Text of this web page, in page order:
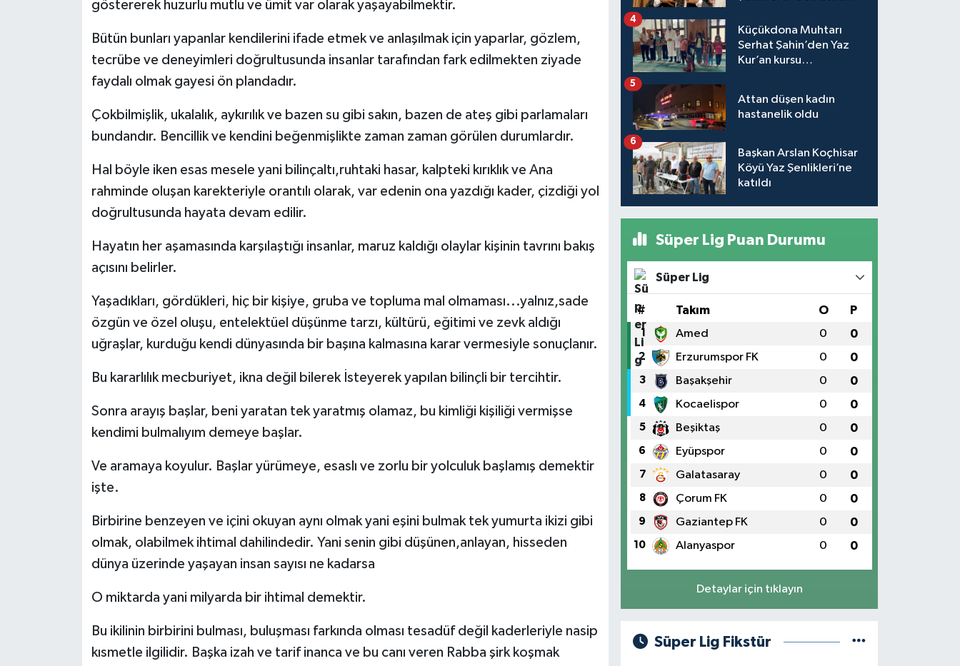
göstererek huzurlu mutlu ve ümit var olarak yaşayabilmektir.
Bütün bunları yapanlar kendilerini ifade etmek ve anlaşılmak için yaparlar, gözlem,
tecrübe ve deneyimleri doğrultusunda insanlar tarafından fark edilmekten ziyade
faydalı olmak gayesi ön plandadır.
Çokbilmişlik, ukalalık, aykırılık ve bazen su gibi sakın, bazen de ateş gibi parlamaları
bundandır. Bencillik ve kendini beğenmişlikte zaman zaman görülen durumlardır.
Hal böyle iken esas mesele yani bilinçaltı,ruhtaki hasar, kalpteki kırıklık ve Ana
rahminde oluşan karekteriyle orantılı olarak, var edenin ona yazdığı kader, çizdiği yol
doğrultusunda hayata devam edilir.
Hayatın her aşamasında karşılaştığı insanlar, maruz kaldığı olaylar kişinin tavrını bakış
açısını belirler.
Yaşadıkları, gördükleri, hiç bir kişiye, gruba ve topluma mal olmaması...yalnız,sade
özgün ve özel oluşu, entelektüel düşünme tarzı, kültürü, eğitimi ve zevk aldığı
uğraşlar, kurduğu kendi dünyasında bir başına kalmasına karar vermesiyle sonuçlanır.
Bu kararlılık mecburiyet, ikna değil bilerek İsteyerek yapılan bilinçli bir tercihtir.
Sonra arayış başlar, beni yaratan tek yaratmış olamaz, bu kimliği kişiliği vermişse
kendimi bulmalıyım demeye başlar.
Ve aramaya koyulur. Başlar yürümeye, esaslı ve zorlu bir yolculuk başlamış demektir
işte.
Birbirine benzeyen ve içini okuyan aynı olmak yani eşini bulmak tek yumurta ikizi gibi
olmak, olabilmek ihtimal dahilindedir. Yani senin gibi düşünen,anlayan, hisseden
dünya üzerinde yaşayan insan sayısı ne kadarsa
O miktarda yani milyarda bir ihtimal demektir.
Bu ikilinin birbirini bulması, buluşması farkında olması tesadüf değil kaderleriyle nasip
kısmetle ilgilidir. Başka izah ve tarif inanca ve bu canı veren Rabba şirk koşmak
Küçükdona Muhtarı
Serhat Şahin’den Yaz
Kur’an kursu
4
Attan düşen kadın
hastanelik oldu
5
Başkan Arslan Koçhisar
Köyü Yaz Şenlikleri’ne
katıldı
6
Süper Lig Puan Durumu
Süper Lig
# Takım O P
1 Amed 0 0
2 Erzurumspor FK 0 0
3 Başakşehir 0 0
4 Kocaelispor 0 0
5 Beşiktaş 0 0
6 Eyüpspor 0 0
7 Galatasaray 0 0
8 Çorum FK 0 0
9 Gaziantep FK 0 0
10 Alanyaspor 0 0
Detaylar için tıklayın
Süper Lig Fikstür